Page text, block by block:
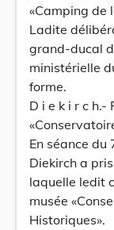
«Camping de
Ladite
grand-ducal
ministérielle
forme.
D i e k i r c h.-
En séance du
Diekirch a
laquelle ledit
musée
Historiques».